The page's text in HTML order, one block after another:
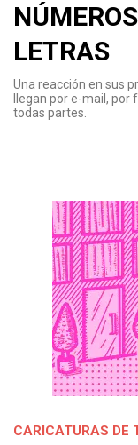
LETRAS
Una reacción en sus
llegan por e-mail,
todas partes.
CARICATURAS DE